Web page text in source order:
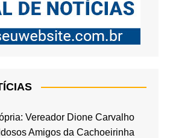
Vereador Dione Carvalho
Amigos da Cachoeirinha